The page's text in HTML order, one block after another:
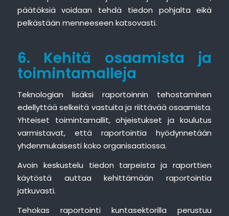
päätöksiä voidaan tehdä tiedon pohjalta eikä
pelkästään menneeseen katsovasti.
6. Kehitä osaamista ja
toimintamalleja
Teknologian lisäksi raportoinnin tehostaminen
edellyttää selkeitä vastuita ja riittävää osaamista.
Yhteiset toimintamallit, ohjeistukset ja koulutus
varmistavat, että raportointia hyödynnetään
yhdenmukaisesti koko organisaatiossa.
Avoin keskustelu tiedon tarpeista ja raporttien
käytöstä auttaa kehittämään raportointia
jatkuvasti.
Tehokas raportointi kuntasektorilla perustuu